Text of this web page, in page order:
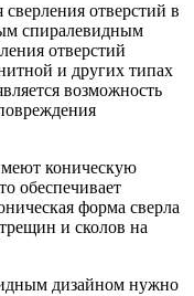
отверстий в
спиралевидным
отверстий
и других типах
возможность
коническую
обеспечивает
форма сверла
и сколов на
дизайном нужно